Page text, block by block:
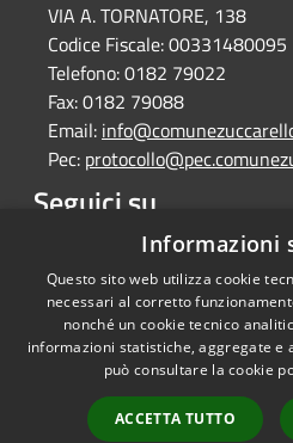
VIA A. TORNATORE, 138
Codice Fiscale:00331480095
Telefono:0182 79022
Fax:0182 79088
Email:
Pec:
Seguici su
Facebook
RSS
Accessibilità
Informazioni
Questo sito web utilizza cookie
necessari al corretto
nonché un cookie tecnico
informazioni statistiche, aggregate e
può consultare la cookie
ACCETTA TUTTO